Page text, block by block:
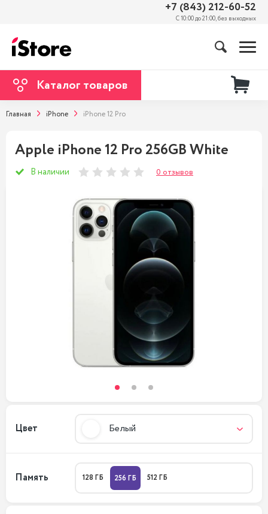
+7 (843) 212-60-52
С 10:00 до 21:00, без выходных
Каталог товаров
Главная iPhone iPhone 12 Pro
Apple iPhone 12 Pro 256GB White
В наличии 0 отзывов
Цвет Белый
Память 128 ГБ 256 ГБ 512 ГБ